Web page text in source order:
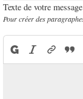
Texte de votre
Pour créer des